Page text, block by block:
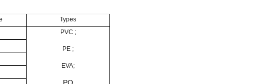
Types
PVC ;
PE ;
EVA;